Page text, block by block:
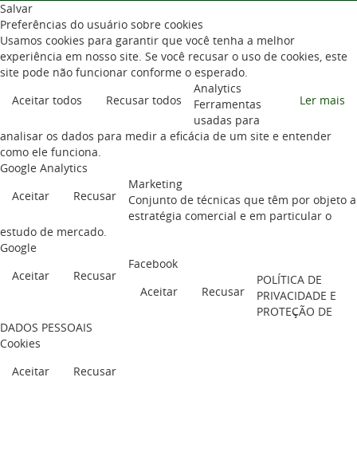
Salvar
Preferências do usuário sobre cookies
Usamos cookies para garantir que você tenha a melhor
experiência em nosso site. Se você recusar o uso de cookies, este
site pode não funcionar conforme o esperado.
Aceitar todos
Recusar todos Ler mais
Analytics
Ferramentas
usadas para
analisar os dados para medir a eficácia de um site e entender
como ele funciona.
Google Analytics
Aceitar
Recusar
Marketing
Conjunto de técnicas que têm por objeto a
estratégia comercial e em particular o
estudo de mercado.
Google
Aceitar
Recusar
Facebook
Aceitar
Recusar
POLÍTICA DE
PRIVACIDADE E
PROTEÇÃO DE
DADOS PESSOAIS
Cookies
Aceitar
Recusar